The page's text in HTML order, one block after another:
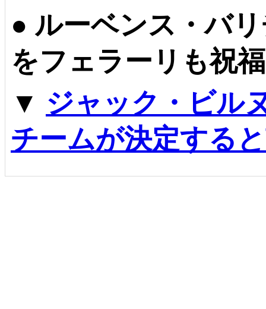
● ルーベンス・バ
をフェラーリも祝福
▼ ジャック・ビル
チームが決定する